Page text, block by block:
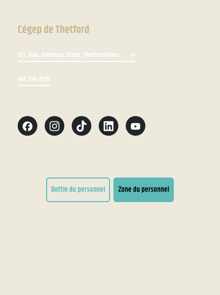
Cégep de Thetford
671, boul. Frontenac Ouest, Thetford Mines
418 338-8591
Bottin du personnel Zone du personnel